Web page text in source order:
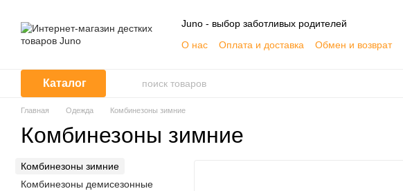
Juno - выбор заботливых родителей
О нас
Оплата и доставка
Обмен и возврат
Каталог
Главная Одежда Комбинезоны зимние
Комбинезоны зимние
Комбинезоны зимние
Комбинезоны демисезонные